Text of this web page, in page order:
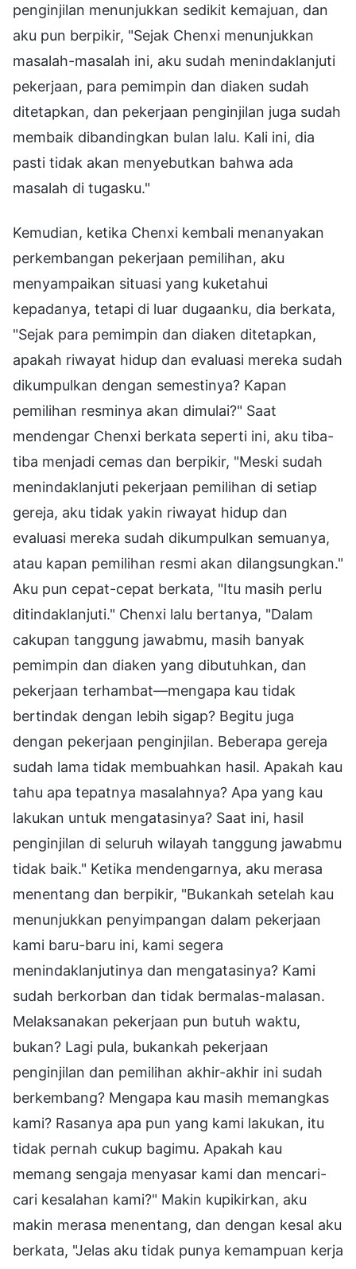
penginjilan menunjukkan sedikit kemajuan, dan
aku pun berpikir, "Sejak Chenxi menunjukkan
masalah-masalah ini, aku sudah menindaklanjuti
pekerjaan, para pemimpin dan diaken sudah
ditetapkan, dan pekerjaan penginjilan juga sudah
membaik dibandingkan bulan lalu. Kali ini, dia
pasti tidak akan menyebutkan bahwa ada
masalah di tugasku."
Kemudian, ketika Chenxi kembali menanyakan
perkembangan pekerjaan pemilihan, aku
menyampaikan situasi yang kuketahui
kepadanya, tetapi di luar dugaanku, dia berkata,
"Sejak para pemimpin dan diaken ditetapkan,
apakah riwayat hidup dan evaluasi mereka sudah
dikumpulkan dengan semestinya? Kapan
pemilihan resminya akan dimulai?" Saat
mendengar Chenxi berkata seperti ini, aku tiba-
tiba menjadi cemas dan berpikir, "Meski sudah
menindaklanjuti pekerjaan pemilihan di setiap
gereja, aku tidak yakin riwayat hidup dan
evaluasi mereka sudah dikumpulkan semuanya,
atau kapan pemilihan resmi akan dilangsungkan."
Aku pun cepat-cepat berkata, "Itu masih perlu
ditindaklanjuti." Chenxi lalu bertanya, "Dalam
cakupan tanggung jawabmu, masih banyak
pemimpin dan diaken yang dibutuhkan, dan
pekerjaan terhambat—mengapa kau tidak
bertindak dengan lebih sigap? Begitu juga
dengan pekerjaan penginjilan. Beberapa gereja
sudah lama tidak membuahkan hasil. Apakah kau
tahu apa tepatnya masalahnya? Apa yang kau
lakukan untuk mengatasinya? Saat ini, hasil
penginjilan di seluruh wilayah tanggung jawabmu
tidak baik." Ketika mendengarnya, aku merasa
menentang dan berpikir, "Bukankah setelah kau
menunjukkan penyimpangan dalam pekerjaan
kami baru-baru ini, kami segera
menindaklanjutinya dan mengatasinya? Kami
sudah berkorban dan tidak bermalas-malasan.
Melaksanakan pekerjaan pun butuh waktu,
bukan? Lagi pula, bukankah pekerjaan
penginjilan dan pemilihan akhir-akhir ini sudah
berkembang? Mengapa kau masih memangkas
kami? Rasanya apa pun yang kami lakukan, itu
tidak pernah cukup bagimu. Apakah kau
memang sengaja menyasar kami dan mencari-
cari kesalahan kami?" Makin kupikirkan, aku
makin merasa menentang, dan dengan kesal aku
berkata, "Jelas aku tidak punya kemampuan kerja